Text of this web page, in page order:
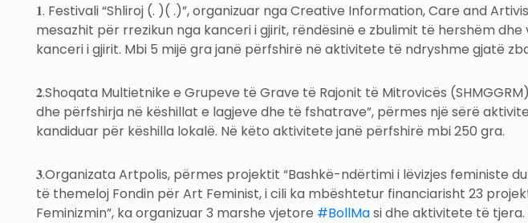
𝟏. Festivali “Shliroj (. )( .)”, organizuar nga Creative Information, Care and
mesazhit për rrezikun nga kanceri i gjirit, rëndësinë e zbulimit të hershëm
kanceri i gjirit. Mbi 5 mijë gra janë përfshirë në aktivitete të ndryshme gjatë
𝟐.Shoqata Multietnike e Grupeve të Grave të Rajonit të Mitrovicës
dhe përfshirja në këshillat e lagjeve dhe të fshatrave”, përmes një sërë
kandiduar për këshilla lokalë. Në këto aktivitete janë përfshirë mbi 250 gra.
𝟑.Organizata Artpolis, përmes projektit “Bashkë-ndërtimi i lëvizjes feministe
të themeloj Fondin për Art Feminist, i cili ka mbështetur financiarisht 23
Feminizmin”, ka organizuar 3 marshe vjetore #BollMasi dhe aktivitete të